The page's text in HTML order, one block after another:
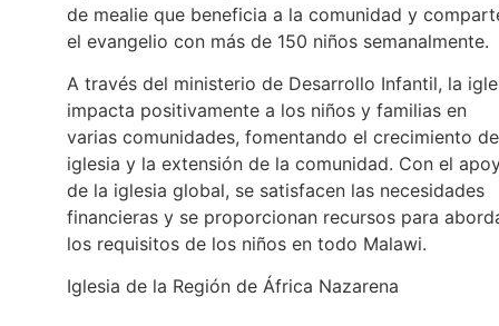
de mealie que beneficia a la comunidad y
el evangelio con más de 150 niños semanalmente.
A través del ministerio de Desarrollo Infantil, la
impacta positivamente a los niños y familias en
varias comunidades, fomentando el crecimiento
iglesia y la extensión de la comunidad. Con el
de la iglesia global, se satisfacen las necesidades
financieras y se proporcionan recursos para
los requisitos de los niños en todo Malawi.
Iglesia de la Región de África Nazarena